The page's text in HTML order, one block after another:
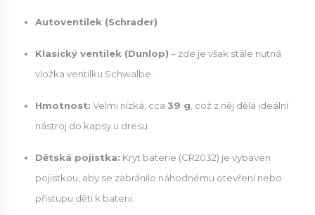
Autoventilek (Schrader)
Klasický ventilek (Dunlop) – zde je však stále nutná
vložka ventilku Schwalbe.
Hmotnost: Velmi nízká, cca 39 g , což z něj dělá ideální
nástroj do kapsy u dresu.
Dětská pojistka: Kryt baterie (CR2032) je vybaven
pojistkou, aby se zabránilo náhodnému otevření nebo
přístupu dětí k baterii.